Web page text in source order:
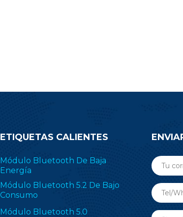
ETIQUETAS CALIENTES
Módulo Bluetooth De Baja
Energía
Módulo Bluetooth 5.2 De Bajo
Consumo
Módulo Bluetooth 5.0